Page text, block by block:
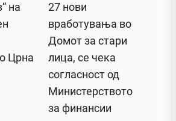
на
Црна
27 нови
вработувања во
Домот за стари
лица, се чека
согласност од
Министерството
за финансии